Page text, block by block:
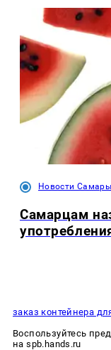
Новости Самары
Самарцам
заказ контейнера
Воспользуйтесь
на spb.hands.ru